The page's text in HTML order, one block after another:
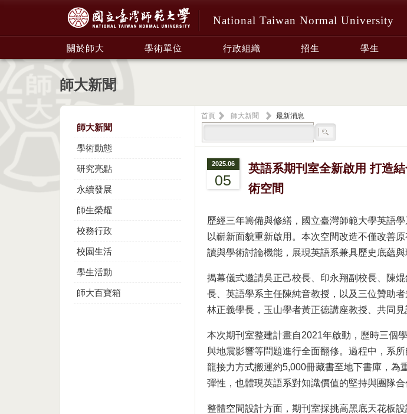
National Taiwan Normal University
關於師大 學術單位 行政組織 招生 學生
師大新聞
師大新聞
學術動態
研究亮點
永續發展
師生榮耀
校務行政
校園生活
學生活動
師大百寶箱
首頁 師大新聞
最新消息
2025.06
05
英語系期刊室全新啟用 打造
術空間
歷經三年籌備與修繕，國立臺灣師範大學英語
以嶄新面貌重新啟用。本次空間改造不僅改善
讀與學術討論機能，展現英語系兼具歷史底蘊與
揭幕儀式邀請吳正己校長、印永翔副校長、陳
長、英語學系主任陳純音教授，以及三位贊助
林正義學長，玉山學者黃正德講座教授、共同見
本次期刊室整建計畫自2021年啟動，歷時三個
與地震影響等問題進行全面翻修。過程中，系
龍接力方式搬運約5,000冊藏書至地下書庫，為
彈性，也體現英語系對知識價值的堅持與團隊合
整體空間設計方面，期刊室採挑高黑底天花板